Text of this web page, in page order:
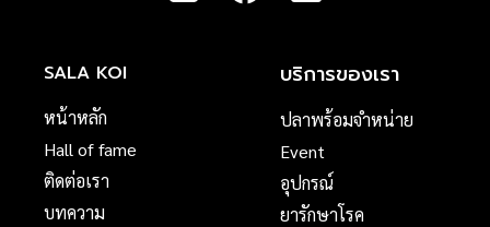
SALA KOI
หน้าหลัก
Hall of fame
ติดต่อเรา
บทความ
บริการของเรา
ปลาพร้อมจำหน่าย
Event
อุปกรณ์
ยารักษาโรค